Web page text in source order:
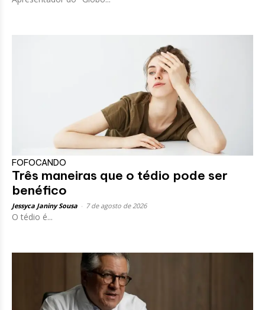
FOFOCANDO
Três maneiras que o tédio pode ser
benéfico
Jessyca Janiny Sousa 7 de agosto de 2026
O tédio é...